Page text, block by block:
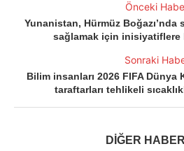
Önceki
Yunanistan, Hürmüz
sağlamak için inisiyatiflere
Sonraki
Bilim insanları 2026 FIFA Dünya
taraftarları tehlikeli
DİĞER